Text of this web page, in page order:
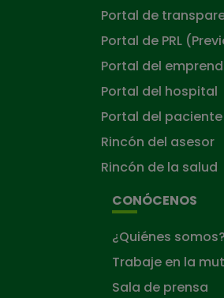
Portal de
Portal de PRL
Portal del
Portal del hospital
Portal del paciente
Rincón del asesor
Rincón de la salud
CONÓCENOS
¿Quiénes somos?
Trabaje en la
Sala de prensa